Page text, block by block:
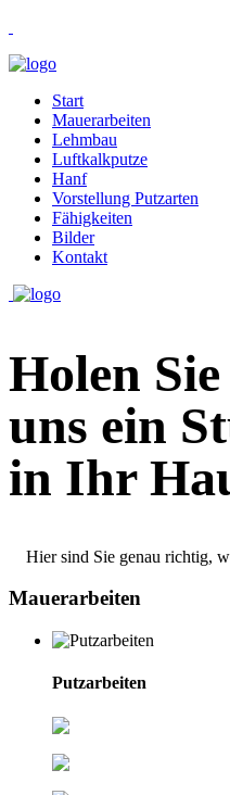
Start
Mauerarbeiten
Lehmbau
Luftkalkputze
Hanf
Vorstellung Putzarten
Fähigkeiten
Bilder
Kontakt
Holen
uns ein
in Ihr
Hier sind Sie genau richtig,
Mauerarbeiten
Putzarbeiten